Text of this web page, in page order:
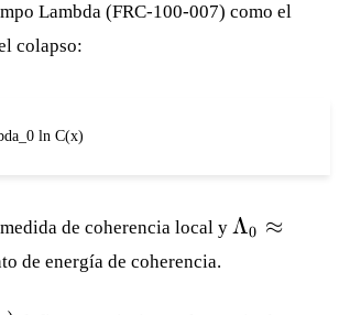
Lambda (FRC-100-007) como el
colapso:
ln C(x)
de coherencia local y Λ0 ≈
de energía de coherencia.